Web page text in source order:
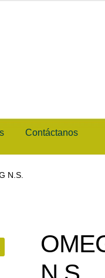
Contáctanos
Nuestro Blog
N.S.